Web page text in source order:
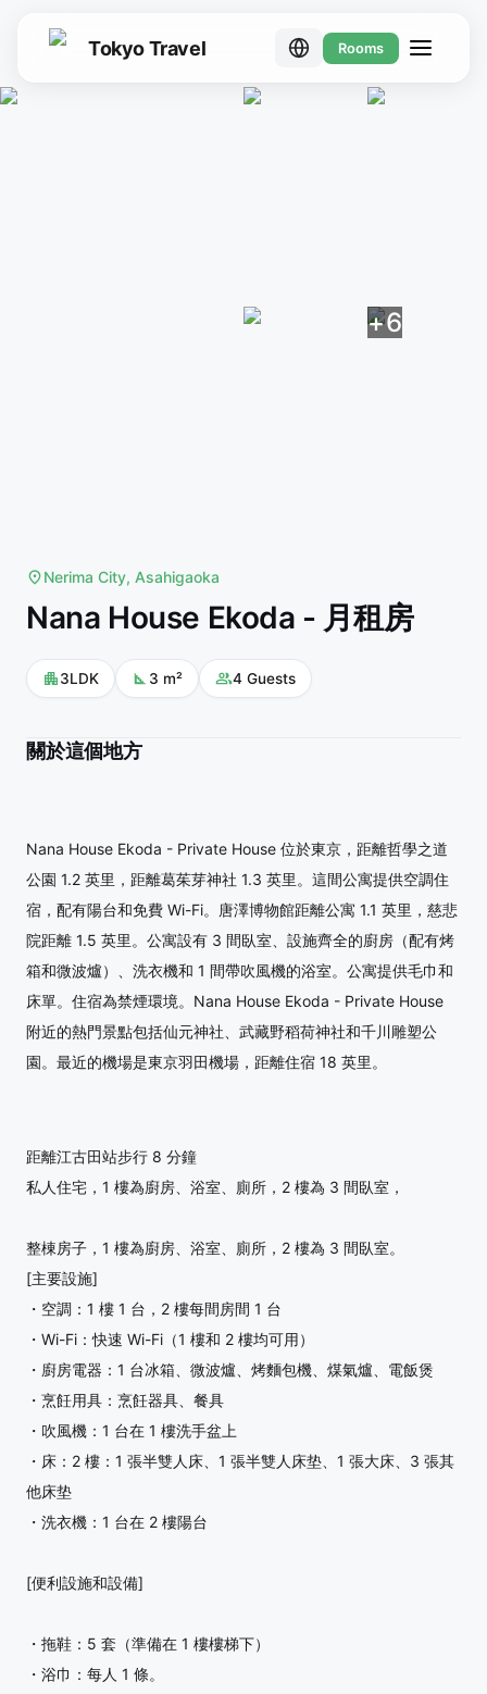
Tokyo Travel Rooms
Nerima City, Asahigaoka
Nana House Ekoda - 月租房
3LDK 3 m² 4 Guests
關於這個地方
Nana House Ekoda - Private House 位於東京，距離哲學之道
公園 1.2 英里，距離葛茱芽神社 1.3 英里。這間公寓提供空調住
宿，配有陽台和免費 Wi-Fi。唐澤博物館距離公寓 1.1 英里，慈悲
院距離 1.5 英里。公寓設有 3 間臥室、設施齊全的廚房（配有烤
箱和微波爐）、洗衣機和 1 間帶吹風機的浴室。公寓提供毛巾和
床單。住宿為禁煙環境。Nana House Ekoda - Private House
附近的熱門景點包括仙元神社、武藏野稻荷神社和千川雕塑公
園。最近的機場是東京羽田機場，距離住宿 18 英里。
距離江古田站步行 8 分鐘
私人住宅，1 樓為廚房、浴室、廁所，2 樓為 3 間臥室，
整棟房子，1 樓為廚房、浴室、廁所，2 樓為 3 間臥室。
[主要設施]
・空調：1 樓 1 台，2 樓每間房間 1 台
・Wi-Fi：快速 Wi-Fi（1 樓和 2 樓均可用）
・廚房電器：1 台冰箱、微波爐、烤麵包機、煤氣爐、電飯煲
・烹飪用具：烹飪器具、餐具
・吹風機：1 台在 1 樓洗手盆上
・床：2 樓：1 張半雙人床、1 張半雙人床垫、1 張大床、3 張其
他床垫
・洗衣機：1 台在 2 樓陽台
[便利設施和設備]
・拖鞋：5 套（準備在 1 樓樓梯下）
・浴巾：每人 1 條。